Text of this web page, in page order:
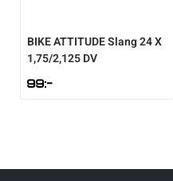
BIKE ATTITUDESlang 24 X
1,75/2,125 DV
99:-